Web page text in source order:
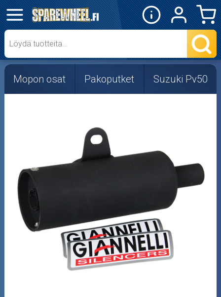
✕
Mopon osat
Skootterin osat
Crossipyörän osat
Moottorikelkan osat
Mopoauton osat
Mönkijän osat
Puutarha ja metsä
Ajovarusteet
Nastarenkaat
Mopon osat Pakoputket Suzuki Pv50